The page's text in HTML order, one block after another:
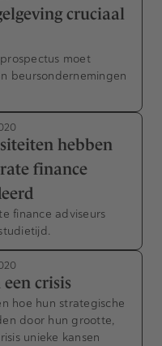
cruciaal
moet
beursondernemingen
hebben
finance
finance adviseurs
crisis
hoe hun strategische
door hun grootte,
unieke kansen